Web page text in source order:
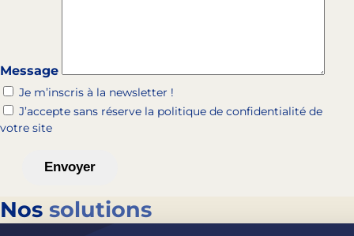
Message
Je m’inscris à la newsletter !
J’accepte sans réserve la politique de confidentialité de
votre site
Nos solutions